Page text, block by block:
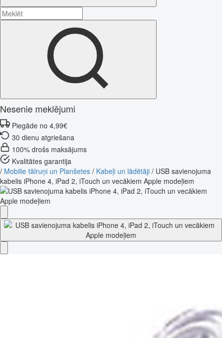
Nesenie meklējumi
Piegāde no 4,99€
30 dienu atgriešana
100% drošs maksājums
Kvalitātes garantija
/ Mobilie tālruņi un Planšetes / Kabeļi un lādētāji / USB savienojuma
kabelis iPhone 4, iPad 2, iTouch un vecākiem Apple modeļiem